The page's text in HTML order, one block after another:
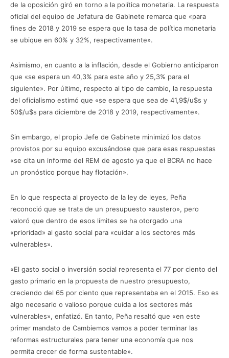
de la oposición giró en torno a la política monetaria. La respuesta
oficial del equipo de Jefatura de Gabinete remarca que «para
fines de 2018 y 2019 se espera que la tasa de política monetaria
se ubique en 60% y 32%, respectivamente».
Asimismo, en cuanto a la inflación, desde el Gobierno anticiparon
que «se espera un 40,3% para este año y 25,3% para el
siguiente». Por último, respecto al tipo de cambio, la respuesta
del oficialismo estimó que «se espera que sea de 41,9$/u$s y
50$/u$s para diciembre de 2018 y 2019, respectivamente».
Sin embargo, el propio Jefe de Gabinete minimizó los datos
provistos por su equipo excusándose que para esas respuestas
«se cita un informe del REM de agosto ya que el BCRA no hace
un pronóstico porque hay flotación».
En lo que respecta al proyecto de la ley de leyes, Peña
reconoció que se trata de un presupuesto «austero», pero
valoró que dentro de esos límites se ha otorgado una
«prioridad» al gasto social para «cuidar a los sectores más
vulnerables».
«El gasto social o inversión social representa el 77 por ciento del
gasto primario en la propuesta de nuestro presupuesto,
creciendo del 65 por ciento que representaba en el 2015. Eso es
algo necesario o valioso porque cuida a los sectores más
vulnerables», enfatizó. En tanto, Peña resaltó que «en este
primer mandato de Cambiemos vamos a poder terminar las
reformas estructurales para tener una economía que nos
permita crecer de forma sustentable».